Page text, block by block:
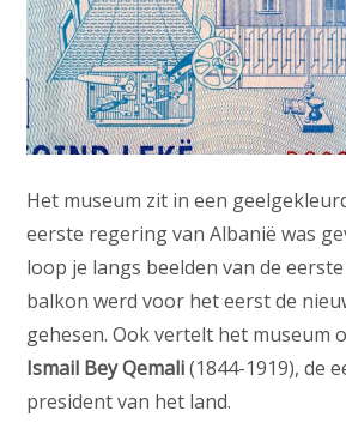
Het museum zit in een
eerste regering van Albanië was
loop je langs beelden van de
balkon werd voor het eerst de
gehesen. Ook vertelt het museum
Ismail Bey Qemali(1844-1919), de
president van het land.